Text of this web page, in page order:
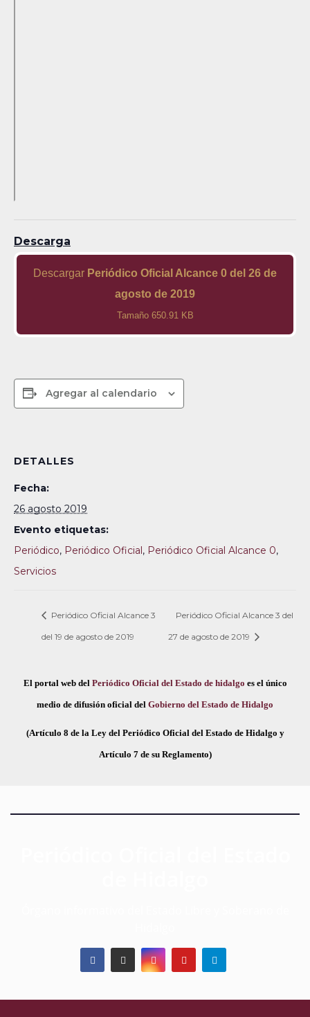
Descarga
Descargar Periódico Oficial Alcance 0 del 26 de
agosto de 2019
Tamaño 650.91 KB
Agregar al calendario
DETALLES
Fecha:
26 agosto 2019
Evento etiquetas:
Periódico, Periódico Oficial, Periódico Oficial Alcance 0,
Servicios
Periódico Oficial Alcance 3
del 19 de agosto de 2019
Periódico Oficial Alcance 3 del
27 de agosto de 2019
El portal web del Periódico Oficial del Estado de hidalgo es el único
medio de difusión oficial del Gobierno del Estado de Hidalgo
(Artículo 8 de la Ley del Periódico Oficial del Estado de Hidalgo y
Artículo 7 de su Reglamento)